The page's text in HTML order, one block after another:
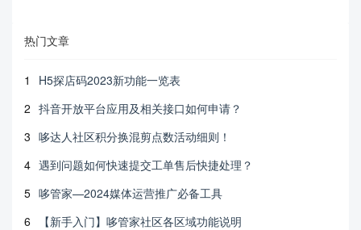
热门文章
1
H5探店码2023新功能一览表
2 抖音开放平台应用及相关接口如何申请？
3 哆达人社区积分换混剪点数活动细则！
4 遇到问题如何快速提交工单售后快捷处理？
5 哆管家—2024媒体运营推广必备工具
6
【新手入门】哆管家社区各区域功能说明